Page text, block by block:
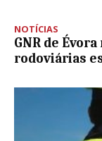
NOTÍCIAS
GNR de
rodoviárias